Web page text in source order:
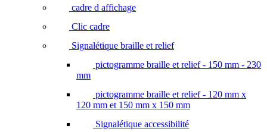
cadre d affichage
Clic cadre
Signalétique braille et relief
pictogramme braille et relief - 150 mm - 230
mm
pictogramme braille et relief - 120 mm x
120 mm et 150 mm x 150 mm
Signalétique accessibilité